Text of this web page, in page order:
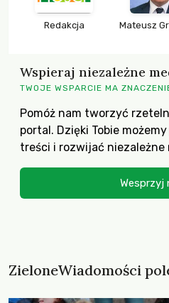
Redakcja Mateusz
Wspieraj niezależne
TWOJE WSPARCIE MA
Pomóż nam tworzyć
portal. Dzięki Tobie
treści i rozwijać niezależne
Wesprzyj
ZieloneWiadomości